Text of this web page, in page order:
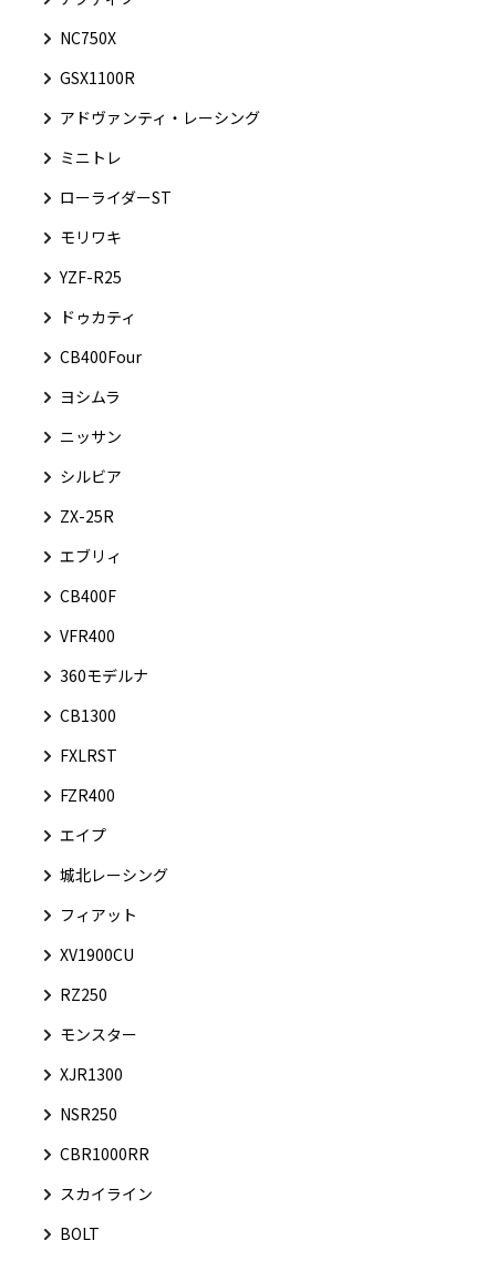
NC750X
GSX1100R
アドヴァンティ・レーシング
ミニトレ
ローライダーST
モリワキ
YZF-R25
ドゥカティ
CB400Four
ヨシムラ
ニッサン
シルビア
ZX-25R
エブリィ
CB400F
VFR400
360モデルナ
CB1300
FXLRST
FZR400
エイプ
城北レーシング
フィアット
XV1900CU
RZ250
モンスター
XJR1300
NSR250
CBR1000RR
スカイライン
BOLT